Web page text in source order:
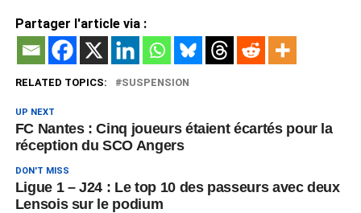
Partager l'article via :
RELATED TOPICS: SUSPENSION
UP NEXT
FC Nantes : Cinq joueurs étaient écartés pour la
réception du SCO Angers
DON'T MISS
Ligue 1 – J24 : Le top 10 des passeurs avec deux
Lensois sur le podium